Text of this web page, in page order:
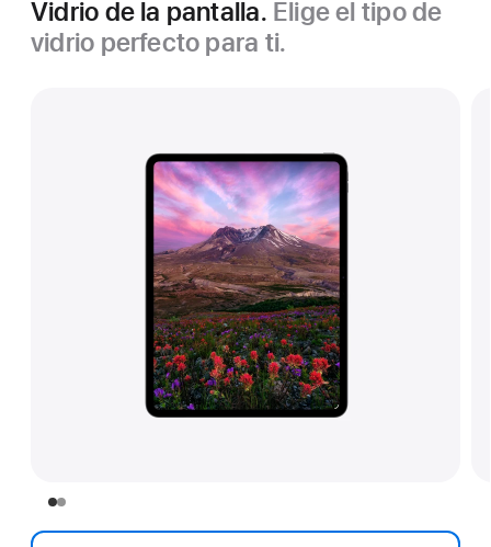
Vidrio de la pantalla. Elige el tipo de
vidrio perfecto para ti.